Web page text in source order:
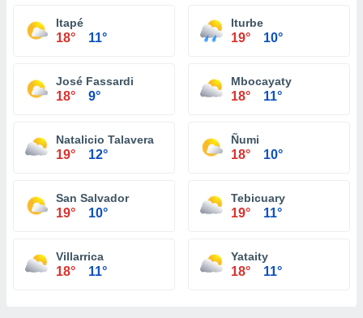
Itapé
18° 11°
Iturbe
19° 10°
José Fassardi
18° 9°
Mbocayaty
18° 11°
Natalicio Talavera
19° 12°
Ñumi
18° 10°
San Salvador
19° 10°
Tebicuary
19° 11°
Villarrica
18° 11°
Yataity
18° 11°